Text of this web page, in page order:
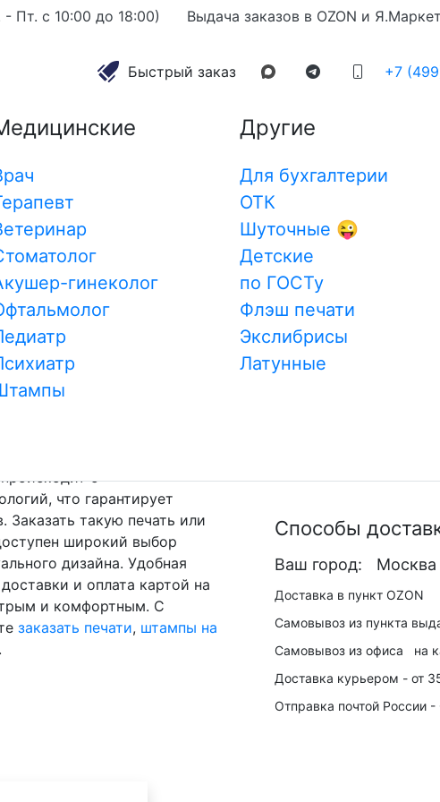
Пт. с 10:00 до 18:00) Выдача заказов в OZON и
Быстрый заказ +7
гинеколог
Другие
Для бухгалтерии
ОТК
Шуточные 😜
Детские
по ГОСТу
Флэш печати
Экслибрисы
Латунные
😜 → Прикольный штамп №28
нет!» - это отличный
может быть полезен
юмора в рабочем
использования на
или даже на удаленной
дух.
использоваться для
в качестве неформального
и юмористическое
инструментом, который
но и для создания
с
что гарантирует
Заказать такую печать или
широкий выбор
дизайна. Удобная
и оплата картой на
и комфортным. С
заказать печати, штампы на
Прикольный
Смотреть видео
Сроки изготовления
10
Способы
Ваш город: Москва
Доставка в пункт OZON
Самовывоз из пункта
Самовывоз из офиса
на
Доставка курьером - от
Отправка почтой России -